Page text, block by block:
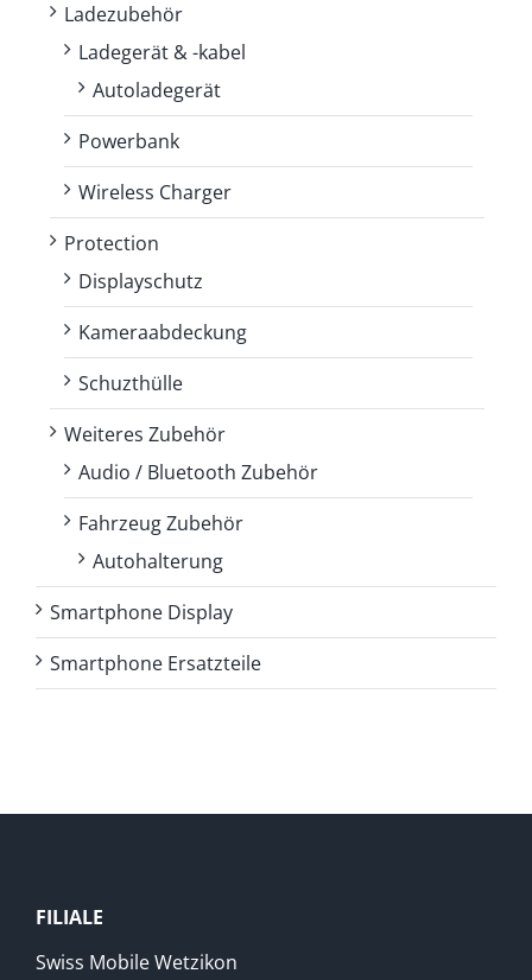
Ladezubehör
Ladegerät & -kabel
Autoladegerät
Powerbank
Wireless Charger
Protection
Displayschutz
Kameraabdeckung
Schuzthülle
Weiteres Zubehör
Audio / Bluetooth Zubehör
Fahrzeug Zubehör
Autohalterung
Smartphone Display
Smartphone Ersatzteile
FILIALE
Swiss Mobile Wetzikon